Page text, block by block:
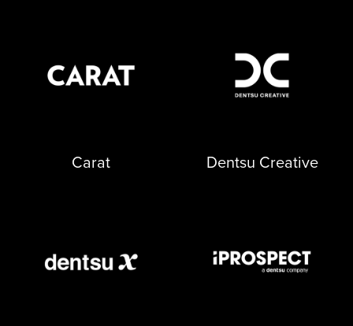
Carat se abre en una pestaña nueva
Dentsu Creative